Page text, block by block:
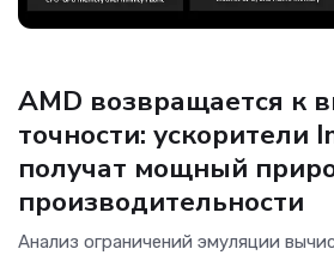
AMD возвращается к
точности: ускорители
получат мощный
производительности
Анализ ограничений эмуляции